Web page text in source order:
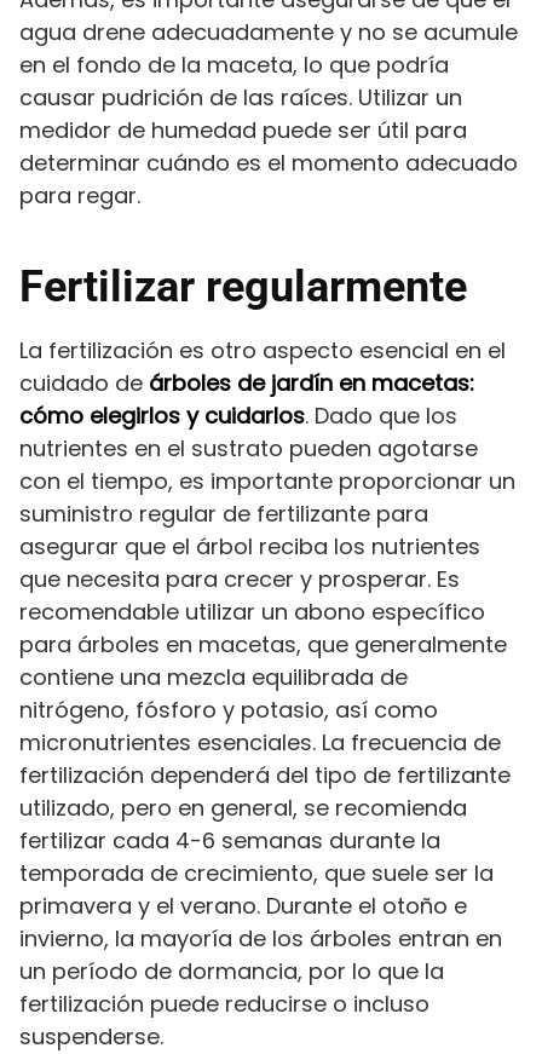
agua drene adecuadamente y no se acumule
en el fondo de la maceta, lo que podría
causar pudrición de las raíces. Utilizar un
medidor de humedad puede ser útil para
determinar cuándo es el momento adecuado
para regar.
Fertilizar regularmente
La fertilización es otro aspecto esencial en el
cuidado de árboles de jardín en macetas:
cómo elegirlos y cuidarlos. Dado que los
nutrientes en el sustrato pueden agotarse
con el tiempo, es importante proporcionar un
suministro regular de fertilizante para
asegurar que el árbol reciba los nutrientes
que necesita para crecer y prosperar. Es
recomendable utilizar un abono específico
para árboles en macetas, que generalmente
contiene una mezcla equilibrada de
nitrógeno, fósforo y potasio, así como
micronutrientes esenciales. La frecuencia de
fertilización dependerá del tipo de fertilizante
utilizado, pero en general, se recomienda
fertilizar cada 4-6 semanas durante la
temporada de crecimiento, que suele ser la
primavera y el verano. Durante el otoño e
invierno, la mayoría de los árboles entran en
un período de dormancia, por lo que la
fertilización puede reducirse o incluso
suspenderse.